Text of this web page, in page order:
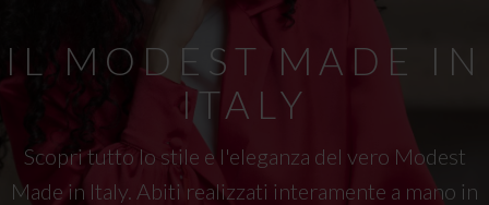
IL MODEST MADE IN
ITALY
Scopri tutto lo stile e l'eleganza del vero Modest
Made in Italy. Abiti realizzati interamente a mano in